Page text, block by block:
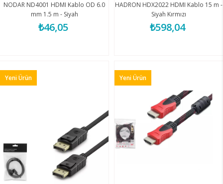
NODAR ND4001 HDMI Kablo OD 6.0
mm 1.5 m - Siyah
₺46,05
HADRON HDX2022 HDMI Kablo 15 m -
Siyah Kırmızı
₺598,04
Yeni Ürün Yeni Ürün